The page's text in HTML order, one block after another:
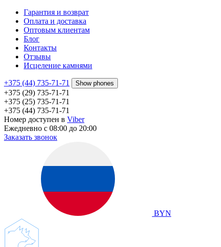
Гарантия и возврат
Оплата и доставка
Оптовым клиентам
Блог
Контакты
Отзывы
Исцеление камнями
+375 (44) 735-71-71 Show phones
+375 (29) 735-71-71
+375 (25) 735-71-71
+375 (44) 735-71-71
Номер доступен в Viber
Ежедневно с 08:00 до 20:00
Заказать звонок
BYN